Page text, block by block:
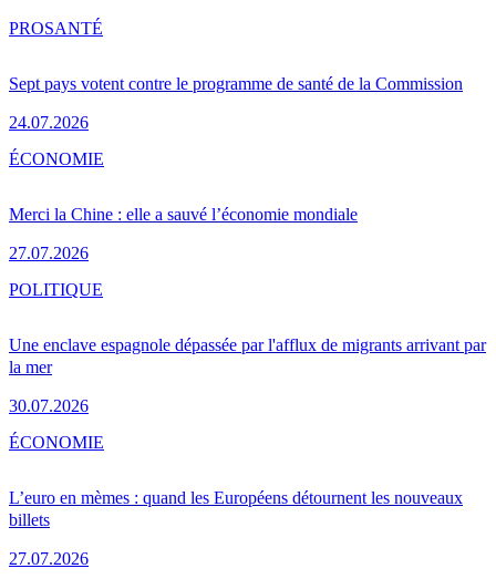
Sept pays votent contre le programme de santé de la Commission
24.07.2026
PROSANTÉ
Merci la Chine : elle a sauvé l’économie mondiale
27.07.2026
ÉCONOMIE
Une enclave espagnole dépassée par l'afflux de migrants arrivant par
la mer
30.07.2026
POLITIQUE
L’euro en mèmes : quand les Européens détournent les nouveaux
billets
27.07.2026
ÉCONOMIE